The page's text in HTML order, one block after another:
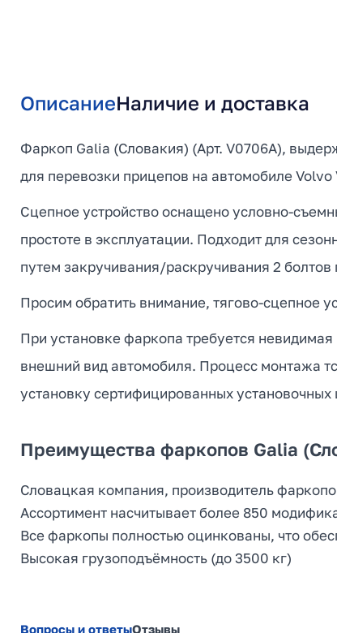
ОписаниеНаличие и доставка
Фаркоп Galia (Словакия) (Арт. V0706A),
для перевозки прицепов на автомобиле Volvo
Сцепное устройство оснащено условно-
простоте в эксплуатации. Подходит для
путем закручивания/раскручивания 2
Просим обратить внимание, тягово-сцепное
При установке фаркопа требуется
внешний вид автомобиля. Процесс монтажа
установку сертифицированных установочных
Преимущества фаркопов Galia
Словацкая компания, производитель
Ассортимент насчитывает более 850
Все фаркопы полностью оцинкованы, что
Высокая грузоподъёмность (до 3500 кг)
Вопросы и ответыОтзывы